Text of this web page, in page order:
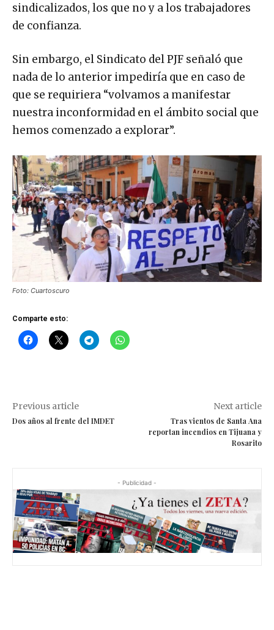
sindicalizados, los que no y a los trabajadores
de confianza.
Sin embargo, el Sindicato del PJF señaló que
nada de lo anterior impediría que en caso de
que se requiriera “volvamos a manifestar
nuestra inconformidad en el ámbito social que
hemos comenzado a explorar”.
Foto: Cuartoscuro
Comparte esto:
Previous article
Dos años al frente del IMDET
Next article
Tras vientos de Santa Ana
reportan incendios en Tijuana y
Rosarito
- Publicidad -